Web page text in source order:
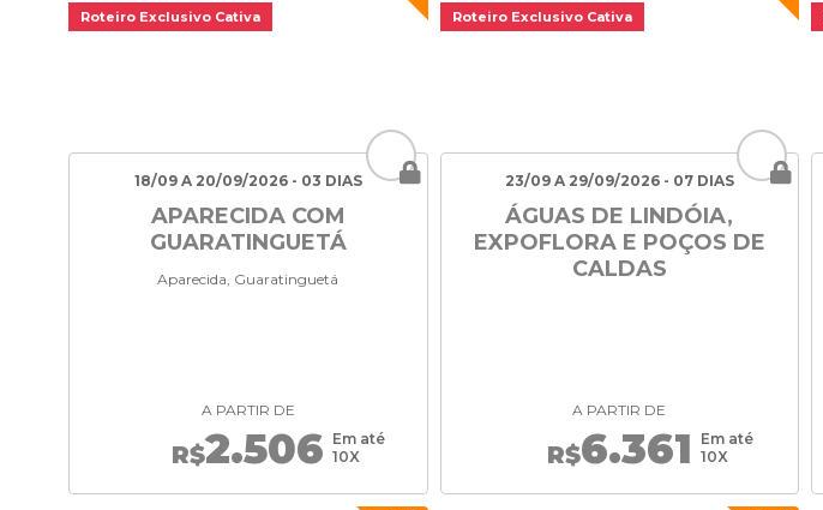
Roteiro Exclusivo Cativa
18/09 A 20/09/2026 - 03 DIAS
APARECIDA COM
GUARATINGUETÁ
Aparecida, Guaratinguetá
A PARTIR DE
R$2.506 Em até
10X
Roteiro Exclusivo Cativa
23/09 A 29/09/2026 - 07 DIAS
ÁGUAS DE LINDÓIA,
EXPOFLORA E POÇOS DE
CALDAS
A PARTIR DE
R$6.361
Em até
10X